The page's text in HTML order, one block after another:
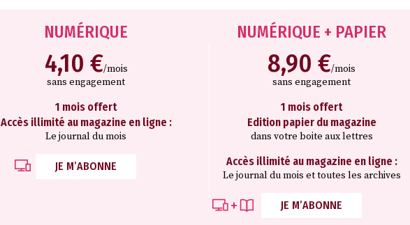
NUMÉRIQUE
4,10 €/mois
sans engagement
1 mois offert
Accès illimité au magazine en ligne :
Le journal du mois
JE M’ABONNE
NUMÉRIQUE + PAPIER
8,90 €/mois
sans engagement
1 mois offert
Edition papier du magazine
dans votre boite aux lettres
Accès illimité au magazine en ligne :
Le journal du mois et toutes les archives
JE M’ABONNE